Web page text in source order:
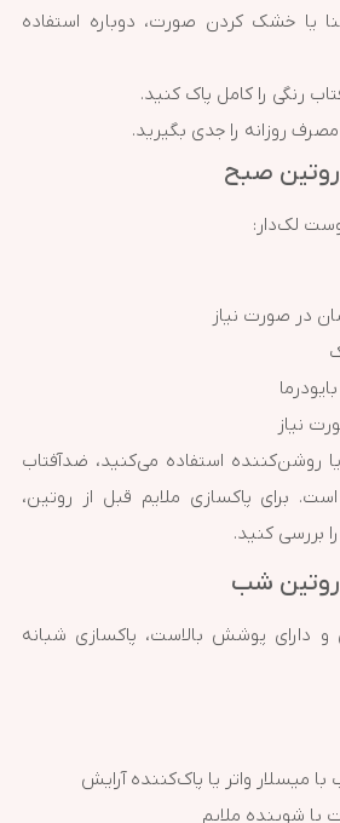
یا خشک کردن صورت، دوباره استفاده
رنگی را کامل پاک کنید.
روزانه را جدی بگیرید.
روتین صبح
لک‌دار:
در صورت نیاز
نیاز
روشن‌کننده استفاده می‌کنید، ضدآفتاب
برای پاکسازی ملایم قبل از روتین،
را بررسی کنید.
روتین شب
دارای پوشش بالاست، پاکسازی شبانه
میسلار واتر یا پاک‌کننده آرایش
شوینده ملایم